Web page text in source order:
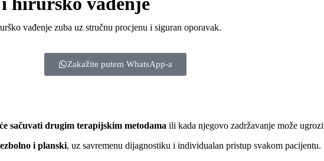
vađenje zuba uz stručnu procjenu i siguran oporavak.
Zakažite putem WhatsApp-a
sačuvati drugim terapijskim metodama ili kada njegovo zadržavanje može
i planski, uz savremenu dijagnostiku i individualan pristup svakom pacijentu.